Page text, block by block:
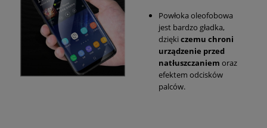
Powłoka oleofobowa
jest bardzo gładka,
dzięki czemu chroni
urządzenie przed
natłuszczaniem oraz
efektem odcisków
palców.